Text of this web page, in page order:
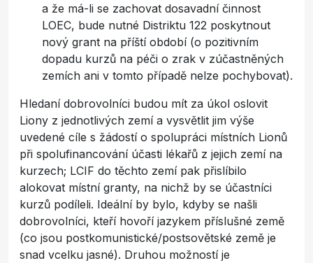
a že má-li se zachovat dosavadní činnost
LOEC, bude nutné Distriktu 122 poskytnout
nový grant na příští období (o pozitivním
dopadu kurzů na péči o zrak v zúčastněných
zemích ani v tomto případě nelze pochybovat).
Hledaní dobrovolníci budou mít za úkol oslovit
Liony z jednotlivých zemí a vysvětlit jim výše
uvedené cíle s žádostí o spolupráci místních Lionů
při spolufinancování účasti lékařů z jejich zemí na
kurzech; LCIF do těchto zemí pak přislíbilo
alokovat místní granty, na nichž by se účastníci
kurzů podíleli. Ideální by bylo, kdyby se našli
dobrovolníci, kteří hovoří jazykem příslušné země
(co jsou postkomunistické/postsovětské země je
snad vcelku jasné). Druhou možností je